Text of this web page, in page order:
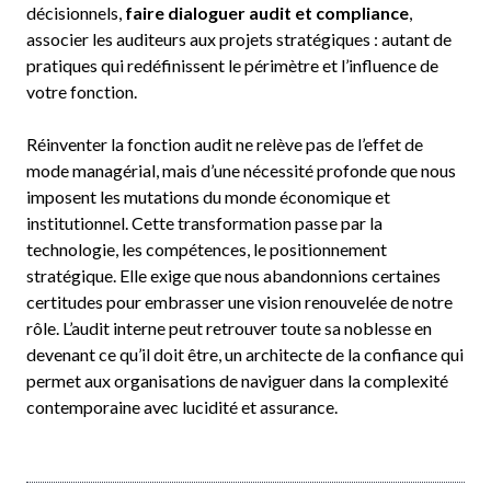
décisionnels, faire dialoguer audit et compliance,
associer les auditeurs aux projets stratégiques : autant de
pratiques qui redéfinissent le périmètre et l’influence de
votre fonction.
Réinventer la fonction audit ne relève pas de l’effet de
mode managérial, mais d’une nécessité profonde que nous
imposent les mutations du monde économique et
institutionnel. Cette transformation passe par la
technologie, les compétences, le positionnement
stratégique. Elle exige que nous abandonnions certaines
certitudes pour embrasser une vision renouvelée de notre
rôle. L’audit interne peut retrouver toute sa noblesse en
devenant ce qu’il doit être, un architecte de la confiance qui
permet aux organisations de naviguer dans la complexité
contemporaine avec lucidité et assurance.